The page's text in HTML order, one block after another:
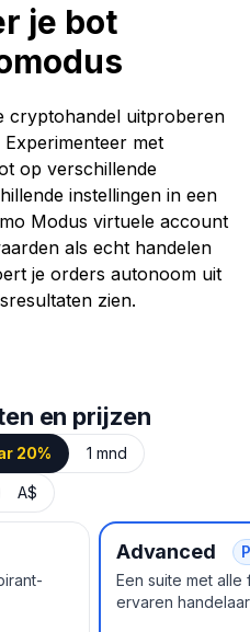
je bot
cryptohandel uitproberen
met
op verschillende
instellingen in een
Modus virtuele account
als echt handelen
je orders autonoom uit
zien.
en prijzen
20% 1 mnd
A$
Advanced
Een suite met
ervaren